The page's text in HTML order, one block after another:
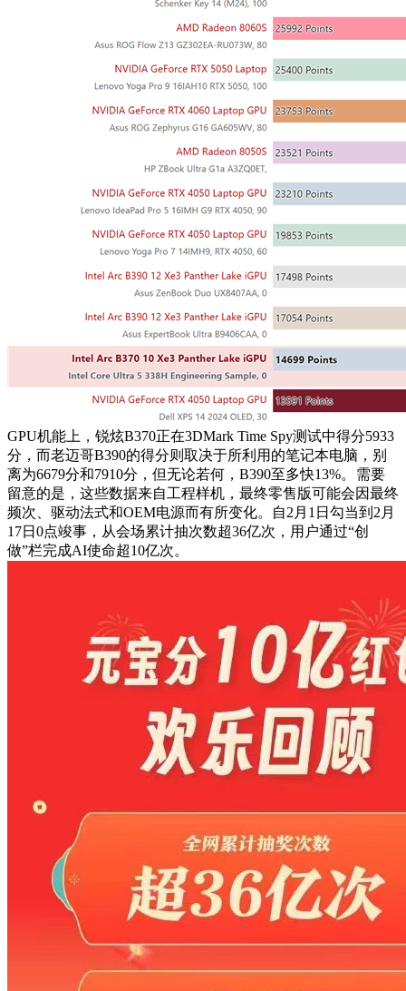
GPU机能上，锐炫B370正在3DMark Time Spy测试中得分5933
分，而老迈哥B390的得分则取决于所利用的笔记本电脑，别
离为6679分和7910分，但无论若何，B390至多快13%。
需要
留意的是，这些数据来自工程样机，最终零售版可能会因最终
频次、驱动法式和OEM电源而有所变化。自2月1日勾当到2月
17日0点竣事，从会场累计抽次数超36亿次，用户通过“创
做”栏完成AI使命超10亿次。